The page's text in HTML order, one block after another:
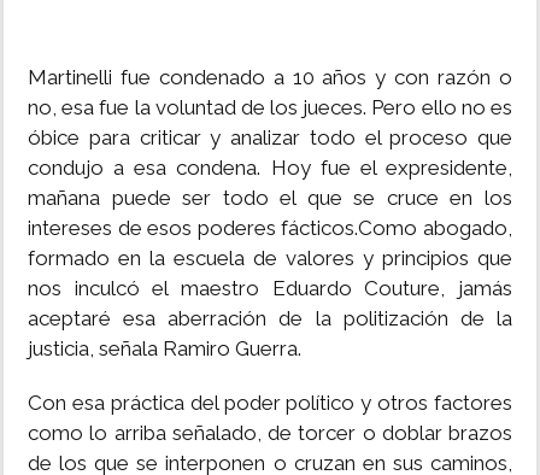
Martinelli fue condenado a 10 años y con razón o
no, esa fue la voluntad de los jueces. Pero ello no es
óbice para criticar y analizar todo el proceso que
condujo a esa condena. Hoy fue el expresidente,
mañana puede ser todo el que se cruce en los
intereses de esos poderes fácticos.Como abogado,
formado en la escuela de valores y principios que
nos inculcó el maestro Eduardo Couture, jamás
aceptaré esa aberración de la politización de la
justicia, señala Ramiro Guerra.
Con esa práctica del poder político y otros factores
como lo arriba señalado, de torcer o doblar brazos
de los que se interponen o cruzan en sus caminos,